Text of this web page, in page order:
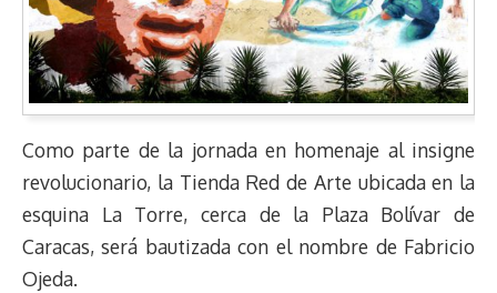
Como parte de la jornada en homenaje al insigne
revolucionario, la Tienda Red de Arte ubicada en la
esquina La Torre, cerca de la Plaza Bolívar de
Caracas, será bautizada con el nombre de Fabricio
Ojeda.